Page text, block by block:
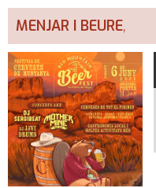
MENJAR I BEURE,